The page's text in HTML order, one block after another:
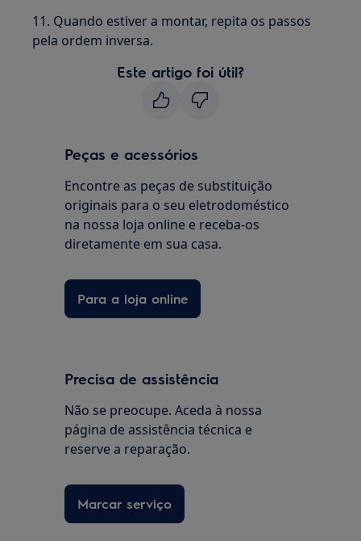
11. Quando estiver a montar, repita os passos
pela ordem inversa.
Este artigo foi útil?
Peças e acessórios
Encontre as peças de substituição
originais para o seu eletrodoméstico
na nossa loja online e receba-os
diretamente em sua casa.
Para a loja online
Precisa de assistência
Não se preocupe. Aceda à nossa
página de assistência técnica e
reserve a reparação.
Marcar serviço